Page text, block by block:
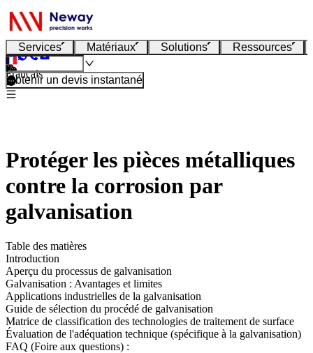
Services Matériaux Solutions Ressources
Français
Obtenir un devis instantané
Protéger les pièces métalliques
contre la corrosion par
galvanisation
Table des matières
Introduction
Aperçu du processus de galvanisation
Galvanisation : Avantages et limites
Applications industrielles de la galvanisation
Guide de sélection du procédé de galvanisation
Matrice de classification des technologies de traitement de surface
Évaluation de l'adéquation technique (spécifique à la galvanisation)
FAQ (Foire aux questions) :